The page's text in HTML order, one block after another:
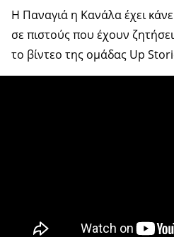
Η Παναγιά η Κανάλα έχει
σε πιστούς που έχουν
το βίντεο της ομάδας Up